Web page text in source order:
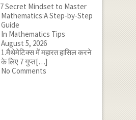
7 Secret Mindset to Master
Mathematics:A Step-by-Step
Guide
In Mathematics Tips
August 5, 2026
1.मैथेमेटिक्स में महारत हासिल करने
के लिए 7 गुप्त[…]
No Comments